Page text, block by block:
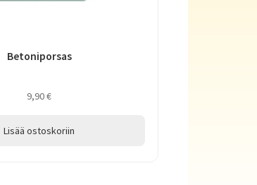
Betoniporsas
9,90€
Lisää ostoskoriin